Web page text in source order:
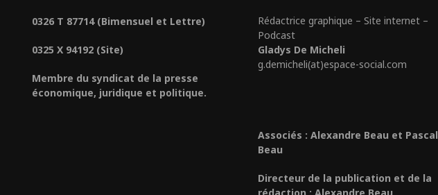
0326 T 87714 (Bimensuel et Lettre)
0325 X 94192 (Site)
Membre du syndicat de la presse
économique, juridique et politique.
Rédactrice graphique – Site internet –
Podcast
Gladys De Micheli
g.demicheli(at)espace-social.com
Associés : Alexandre Beau et Pascal
Beau
Directeur de la publication et de la